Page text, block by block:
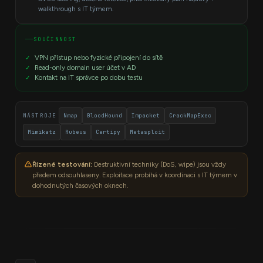
walkthrough s IT týmem.
SOUČINNOST
VPN přístup nebo fyzické připojení do sítě
Read-only domain user účet v AD
Kontakt na IT správce po dobu testu
NÁSTROJE Nmap BloodHound Impacket CrackMapExec
Mimikatz Rubeus Certipy Metasploit
Řízené testování: Destruktivní techniky (DoS, wipe) jsou vždy
předem odsouhlaseny. Exploitace probíhá v koordinaci s IT týmem v
dohodnutých časových oknech.